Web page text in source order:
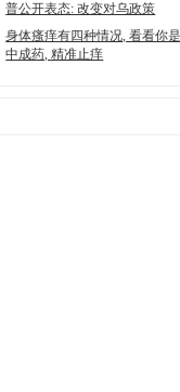
普公开表态: 改变对乌政策
身体瘙痒有四种情况, 看看你
中成药, 精准止痒